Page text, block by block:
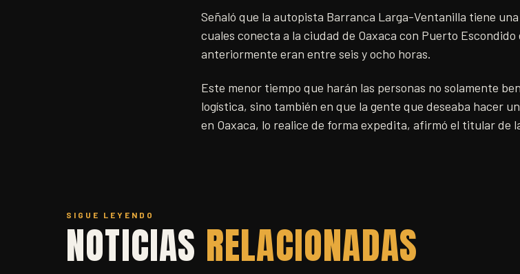
Señaló que la autopista Barranca Larga-Ventanilla tiene
cuales conecta a la ciudad de Oaxaca con Puerto
anteriormente eran entre seis y ocho horas.
Este menor tiempo que harán las personas no solamente
logística, sino también en que la gente que deseaba hacer
en Oaxaca, lo realice de forma expedita, afirmó el titular de
SIGUE LEYENDO
NOTICIAS RELACIONADAS